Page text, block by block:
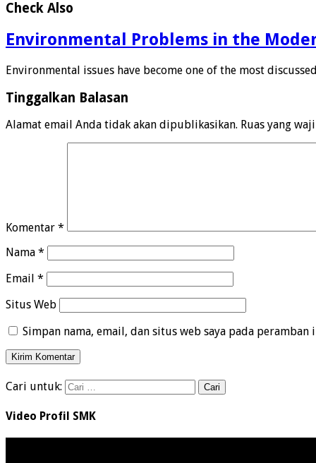
Check Also
Environmental Problems in the
Environmental issues have become one of the most
Tinggalkan Balasan
Alamat email Anda tidak akan dipublikasikan. Ruas yang
Komentar *
Nama *
Email *
Situs Web
Simpan nama, email, dan situs web saya pada
Cari untuk:
Video Profil SMK